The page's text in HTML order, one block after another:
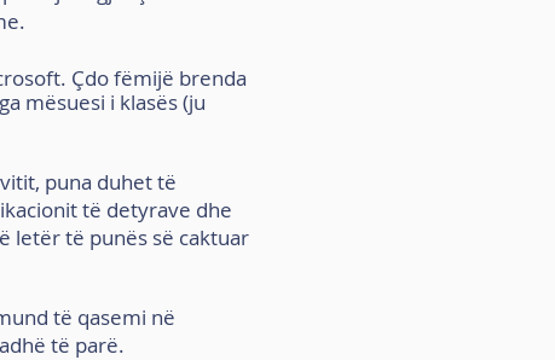
Çdo fëmijë brenda
mësuesi i klasës (ju
puna duhet të
të detyrave dhe
letër të punës së caktuar
të qasemi në
të parë.